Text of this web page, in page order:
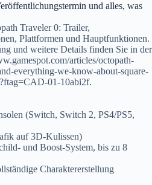
und alles, was
Traveler 0: Trailer,
Plattformen und Hauptfunktionen.
und weitere Details finden Sie in der
articles/octopath-
everything-we-know-about-square-
01-10abi2f.
(Switch, Switch 2, PS4/PS5,
auf 3D-Kulissen)
und Boost-System, bis zu 8
Charaktererstellung